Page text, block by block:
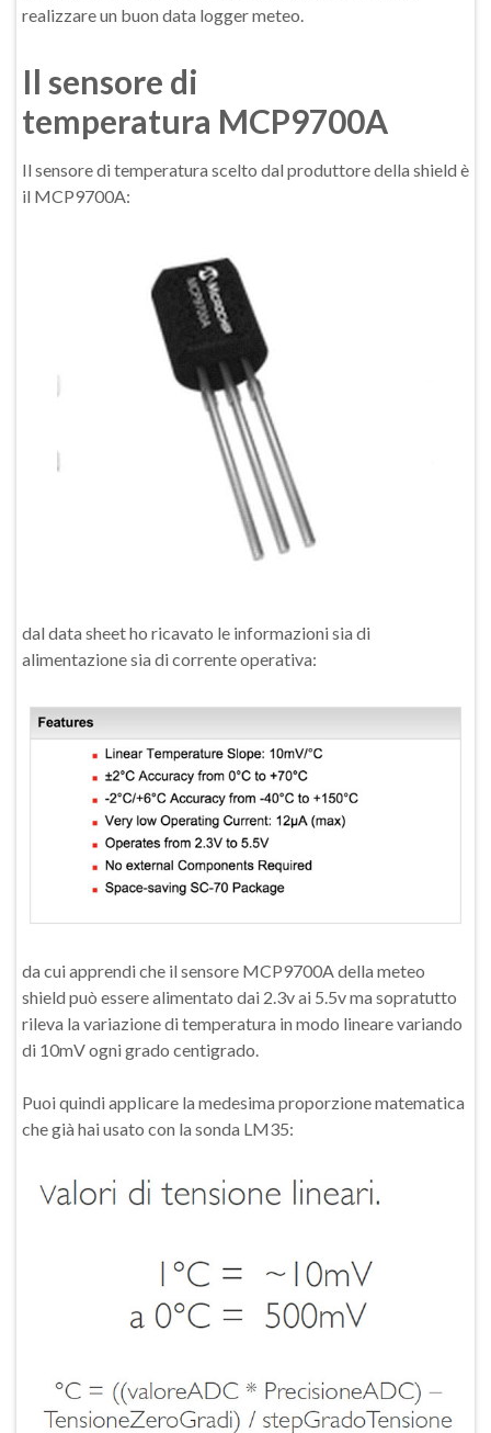
realizzare un buon data logger meteo.
Il sensore di
temperatura MCP9700A
Il sensore di temperatura scelto dal produttore della shield è
il MCP9700A:
dal data sheet ho ricavato le informazioni sia di
alimentazione sia di corrente operativa:
da cui apprendi che il sensore MCP9700A della meteo
shield può essere alimentato dai 2.3v ai 5.5v ma sopratutto
rileva la variazione di temperatura in modo lineare variando
di 10mV ogni grado centigrado.
Puoi quindi applicare la medesima proporzione matematica
che già hai usato con la sonda LM35: